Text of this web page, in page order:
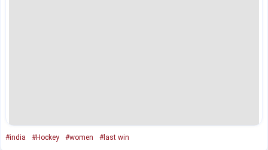
#india #Hockey #women #last win